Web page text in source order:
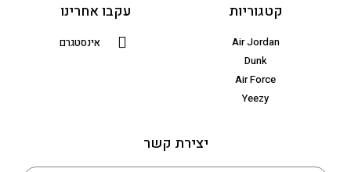
קטגוריות
Air Jordan
Dunk
Air Force
Yeezy
עקבו אחרינו
אינסטגרם
יצירת קשר